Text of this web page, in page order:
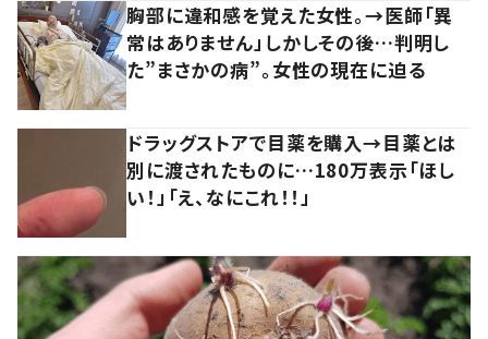
胸部に違和感を覚えた女性。→医師「異
常はありません」しかしその後…判明し
た”まさかの病”。女性の現在に迫る
ドラッグストアで目薬を購入→目薬とは
別に渡されたものに…180万表示「ほし
い！」「え、なにこれ！！」